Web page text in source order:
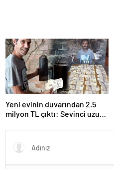
Yeni evinin duvarından 2.5
milyon TL çıktı: Sevinci uzun